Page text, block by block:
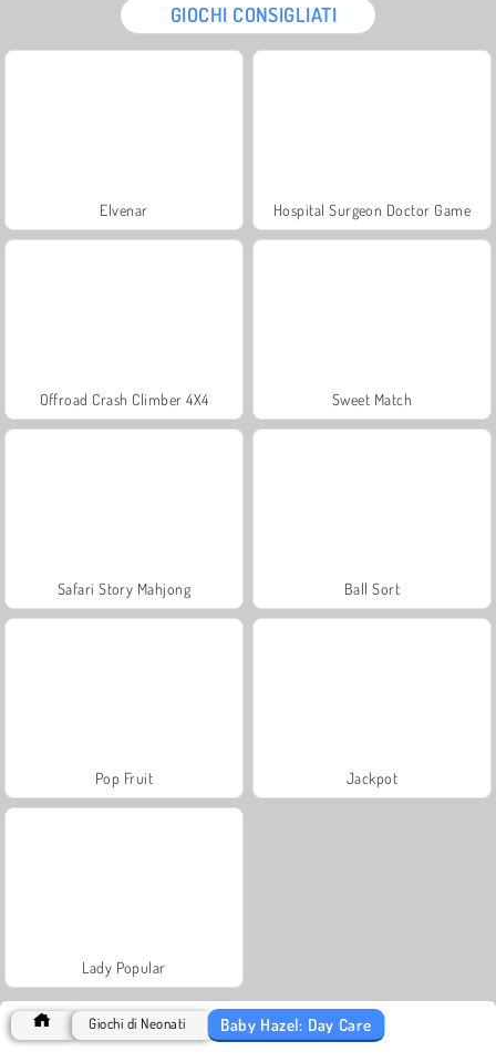
GIOCHI CONSIGLIATI
Elvenar Hospital Surgeon Doctor Game
Offroad Crash Climber 4X4 Sweet Match
Safari Story Mahjong Ball Sort
Pop Fruit Jackpot
Lady Popular
Giochi di Neonati Baby Hazel: Day Care